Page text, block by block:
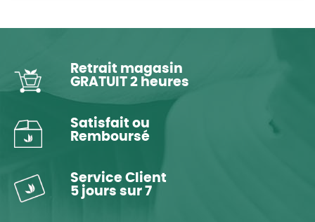
Retrait magasin
GRATUIT 2 heures
Satisfait ou
Remboursé
Service Client
5 jours sur 7